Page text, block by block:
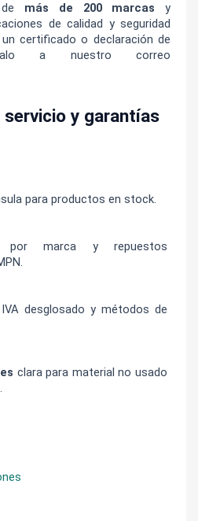
de más de 200 marcas y
de calidad y seguridad
certificado o declaración de
y garantías
para productos en stock.
por marca y repuestos
desglosado y métodos de
clara para material no usado